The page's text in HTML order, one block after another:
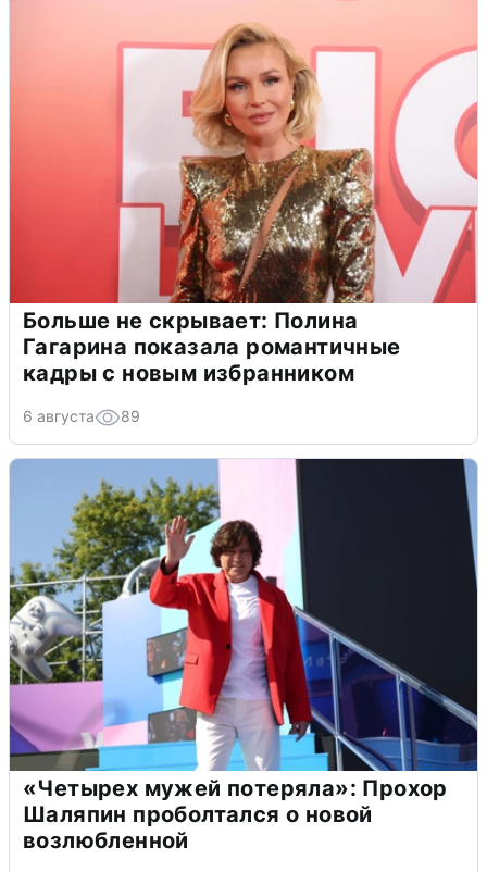
Больше не скрывает: Полина
Гагарина показала романтичные
кадры с новым избранником
6 августа 89
«Четырех мужей потеряла»: Прохор
Шаляпин проболтался о новой
возлюбленной